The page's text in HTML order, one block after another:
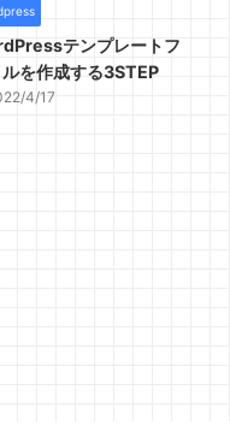
テンプレートフ
ルを作成する3STEP
4/17